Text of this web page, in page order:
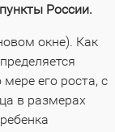
России.
окне). Как
его роста, с
в размерах